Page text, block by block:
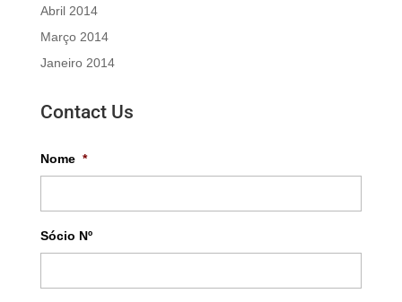
Abril 2014
Março 2014
Janeiro 2014
Contact Us
Nome *
Sócio Nº